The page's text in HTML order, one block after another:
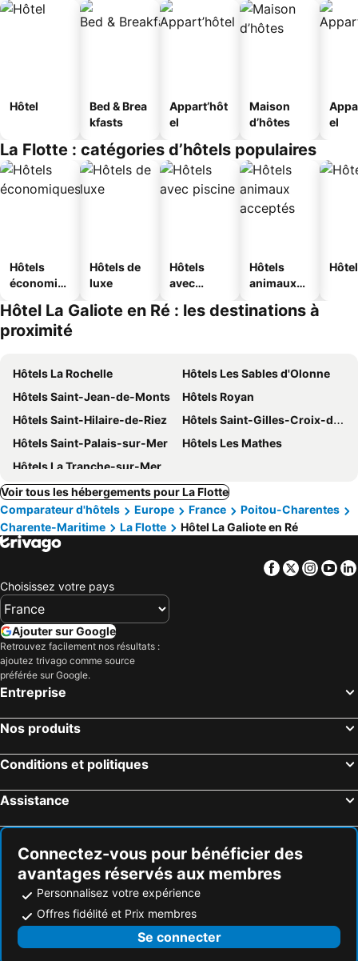
Hôtel
Bed & Brea
kfasts
Appart’hôt
el
Maison
d’hôtes
el
La Flotte : catégories d’hôtels populaires
Hôtels
économiq
Hôtels de
luxe
Hôtels
avec
Hôtels
animaux
Hôtel La Galiote en Ré : les destinations à
proximité
Hôtels La Rochelle
Hôtels Les Sables d'Olonne
Hôtels Saint-Jean-de-Monts
Hôtels Royan
Hôtels Saint-Hilaire-de-Riez
Hôtels Saint-Gilles-Croix-de-Vie
Hôtels Saint-Palais-sur-Mer
Hôtels Les Mathes
Hôtels La Tranche-sur-Mer
Voir tous les hébergements pour La Flotte
Comparateur d'hôtels
Europe France
Poitou-Charentes
Charente-Maritime
La Flotte Hôtel La Galiote en Ré
Facebook
Twitter
Choisissez votre pays
Ajouter sur Google
Retrouvez facilement nos résultats :
ajoutez trivago comme source
préférée sur Google.
Entreprise
Nos produits
Conditions et politiques
Assistance
Connectez-vous pour bénéficier des
avantages réservés aux membres
Personnalisez votre expérience
Offres fidélité et Prix membres
Se connecter